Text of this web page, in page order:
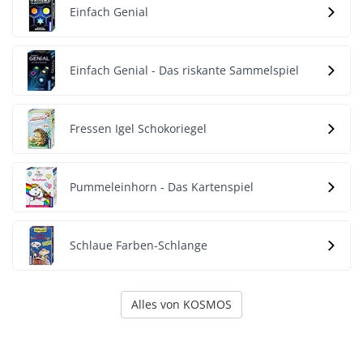
Einfach Genial
Einfach Genial - Das riskante Sammelspiel
Fressen Igel Schokoriegel
Pummeleinhorn - Das Kartenspiel
Schlaue Farben-Schlange
Alles von KOSMOS